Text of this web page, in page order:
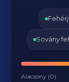
Sovány
Alacsony (0)